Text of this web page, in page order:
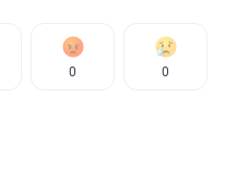
0 0